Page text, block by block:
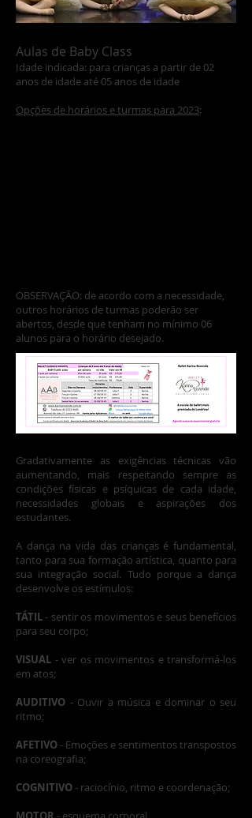
Aulas de Baby Class
Idade indicada: para crianças a partir de 02
anos de idade até 05 anos de idade
Opções de horários e turmas para 2023:
OBSERVAÇÃO: de acordo com a necessidade,
outros horários de turmas poderão ser
abertos, desde que tenham no mínimo 06
alunos para o horário desejado.
Gradativamente as exigências técnicas vão
aumentando, mais respeitando sempre as
condições físicas e psíquicas de cada idade,
necessidades globais e aspirações dos
estudantes.
A dança na vida das crianças é fundamental,
tanto para sua formação artística, quanto para
sua integração social. Tudo porque a dança
desenvolve os estímulos:
TÁTIL- sentir os movimentos e seus benefícios
para seu corpo;
VISUAL - ver os movimentos e transformá-los
em atos;
AUDITIVO - Ouvir a música e dominar o seu
ritmo;
AFETIVO- Emoções e sentimentos transpostos
na coreografia;
COGNITIVO- raciocínio, ritmo e coordenação;